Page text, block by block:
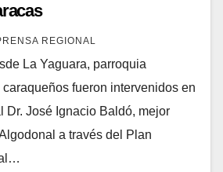
REGIONAL
La Yaguara, parroquia
fueron intervenidos en
Dr. José Ignacio Baldó, mejor
a través del Plan